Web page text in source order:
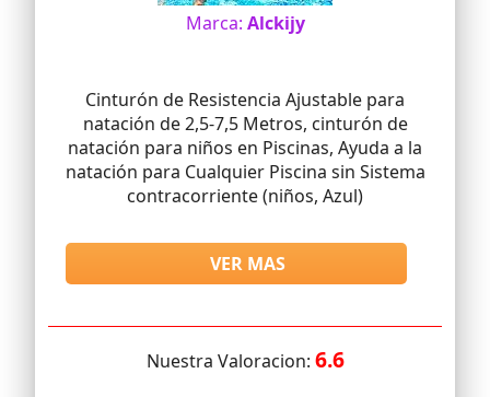
Marca: Alckijy
Cinturón de Resistencia Ajustable para
natación de 2,5-7,5 Metros, cinturón de
natación para niños en Piscinas, Ayuda a la
natación para Cualquier Piscina sin Sistema
contracorriente (niños, Azul)
VER MAS
Nuestra Valoracion: 6.6